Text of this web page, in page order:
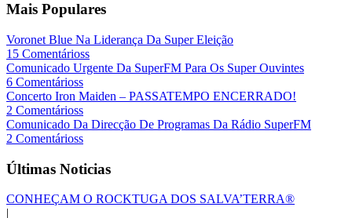
Mais Populares
Voronet Blue Na Liderança Da Super Eleição
15 Comentárioss
Comunicado Urgente Da SuperFM Para Os Super Ouvintes
6 Comentárioss
Concerto Iron Maiden – PASSATEMPO ENCERRADO!
2 Comentárioss
Comunicado Da Direcção De Programas Da Rádio SuperFM
2 Comentárioss
Últimas Noticias
CONHEÇAM O ROCKTUGA DOS SALVA’TERRA®
|